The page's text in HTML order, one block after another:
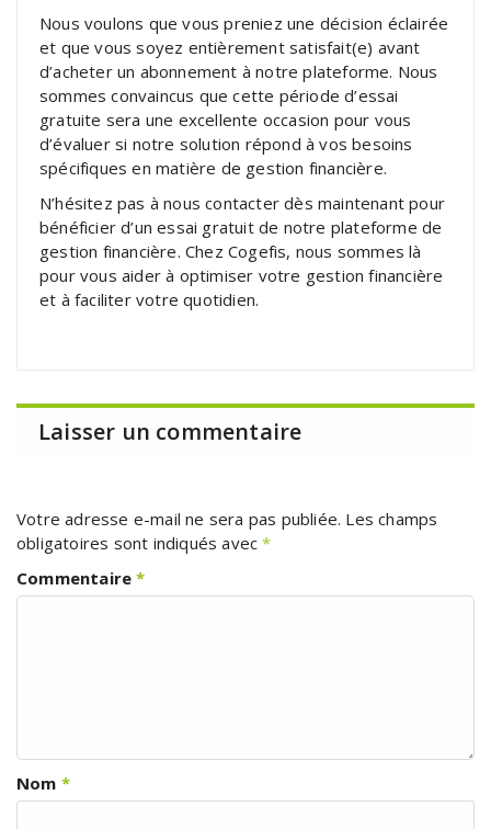
Nous voulons que vous preniez une décision éclairée
et que vous soyez entièrement satisfait(e) avant
d’acheter un abonnement à notre plateforme. Nous
sommes convaincus que cette période d’essai
gratuite sera une excellente occasion pour vous
d’évaluer si notre solution répond à vos besoins
spécifiques en matière de gestion financière.
N’hésitez pas à nous contacter dès maintenant pour
bénéficier d’un essai gratuit de notre plateforme de
gestion financière. Chez Cogefis, nous sommes là
pour vous aider à optimiser votre gestion financière
et à faciliter votre quotidien.
Laisser un commentaire
Votre adresse e-mail ne sera pas publiée. Les champs
obligatoires sont indiqués avec*
Commentaire*
Nom *